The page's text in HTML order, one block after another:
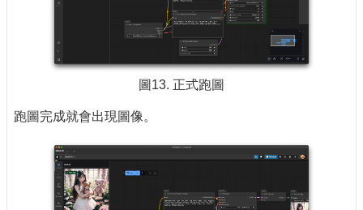
圖13. 正式跑圖
跑圖完成就會出現圖像。